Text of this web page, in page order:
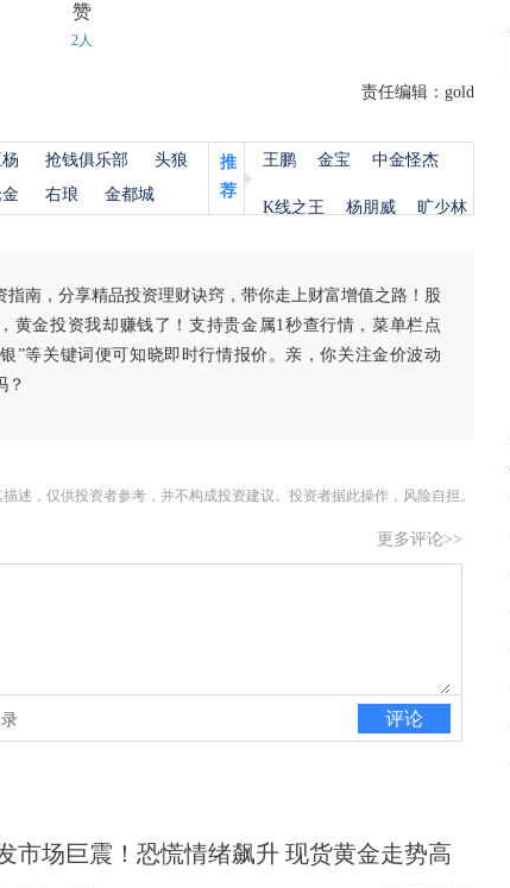
赞
2人
责任编辑：gold
抢钱俱乐部
头狼
右琅 金都城
推
荐
王鹏 金宝 中金怪杰
K线之王 杨朋威 旷少林
指南，分享精品投资理财诀窍，带你走上财富增值之路！股
黄金投资我却赚钱了！支持贵金属1秒查行情，菜单栏点
银”等关键词便可知晓即时行情报价。亲，你关注金价波动
？
述，仅供投资者参考，并不构成投资建议。投资者据此操作，风险自担。
更多评论>>
评论
市场巨震！恐慌情绪飙升 现货黄金走势高